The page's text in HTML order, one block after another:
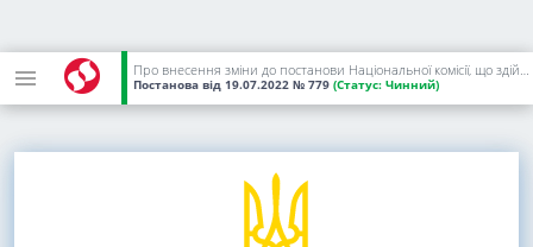
Про внесення зміни до постанови Національної комісії, що здійснює державне регулювання у сферах енергетики та комунальних послуг, від 11 вересня 2018 року N 974
Постанова від 19.07.2022 № 779 (Статус: Чинний)